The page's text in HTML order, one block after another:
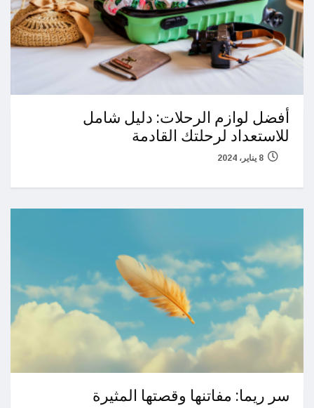
أفضل لوازم الرحلات: دليل شامل
للاستعداد لرحلتك القادمة
8 يناير، 2024
سر ريما: مفاتنها وقصتها المثيرة